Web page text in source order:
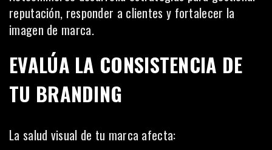
reputación, responder a clientes y fortalecer la
imagen de marca.
EVALÚA LA CONSISTENCIA DE
TU BRANDING
La salud visual de tu marca afecta: